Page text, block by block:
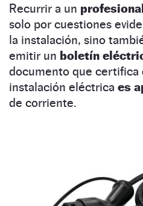
Recurrir a un
solo por cuestiones
la instalación, sino
emitir un boletín
documento que certifica
instalación eléctrica es
de corriente.